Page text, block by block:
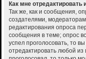
Как мне отредактировать
Так же, как и сообщения,
создателями,
редактирования опроса
сообщения в теме; опрос
успел проголосовать, то
отредактировать любой из